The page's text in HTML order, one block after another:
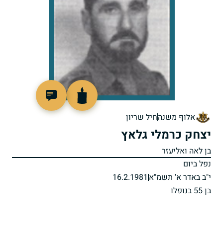
אלוף משנהחיל שריון
יצחק כרמלי גלאץ
בן לאה ואליעזר
נפל ביום
י"ב באדר א' תשמ"א 16.2.1981
בן 55 בנופלו